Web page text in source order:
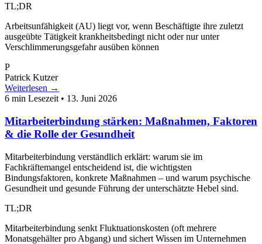
TL;DR
Arbeitsunfähigkeit (AU) liegt vor, wenn Beschäftigte ihre zuletzt
ausgeübte Tätigkeit krankheitsbedingt nicht oder nur unter
Verschlimmerungsgefahr ausüben können
P
Patrick Kutzer
Weiterlesen →
6 min Lesezeit • 13. Juni 2026
Mitarbeiterbindung stärken: Maßnahmen, Faktoren
& die Rolle der Gesundheit
Mitarbeiterbindung verständlich erklärt: warum sie im
Fachkräftemangel entscheidend ist, die wichtigsten
Bindungsfaktoren, konkrete Maßnahmen – und warum psychische
Gesundheit und gesunde Führung der unterschätzte Hebel sind.
TL;DR
Mitarbeiterbindung senkt Fluktuationskosten (oft mehrere
Monatsgehälter pro Abgang) und sichert Wissen im Unternehmen